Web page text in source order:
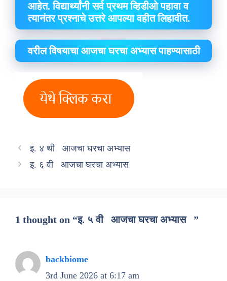
आहेत. विद्यार्थ्यांनी सर्व प्रथम व्हिडीओ पहावा व
त्यानंतर प्रश्नाचे उत्तरे आपल्या वहीत लिहावीत.
वरील विषयाचा आजचा घरचा अभ्यास पाहण्यासाठी
इ. ४ थी आजचा घरचा अभ्यास
इ. ६ वी आजचा घरचा अभ्यास
1 thought on “इ. ५ वी आजचा घरचा अभ्यास ”
backbiome
3rd June 2026 at 6:17 am